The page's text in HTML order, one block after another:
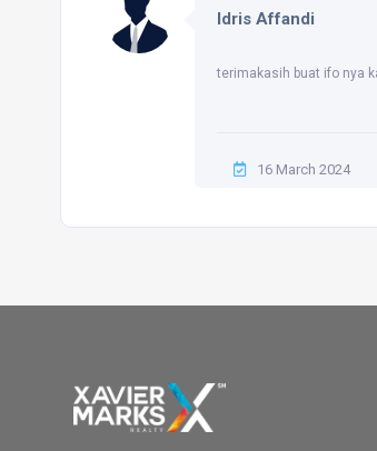
Idris Affandi
terimakasih buat ifo nya
16 March 2024